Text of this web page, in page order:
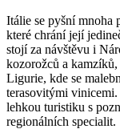
Itálie se pyšní mnoha
které chrání její
stojí za návštěvu i
kozorožců a
Ligurie, kde se
terasovitými
lehkou turistiku s
regionálních specialit.